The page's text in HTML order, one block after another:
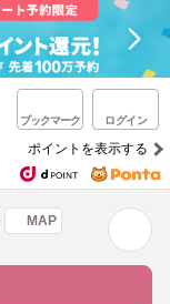
ブックマーク ログイン
ポイントを表示する
MAP